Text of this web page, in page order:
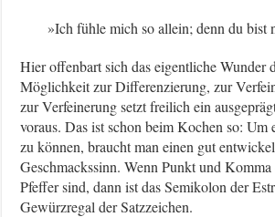
»Ich fühle mich so allein; denn du bist
Hier offenbart sich das eigentliche Wunder
Möglichkeit zur Differenzierung, zur
zur Verfeinerung setzt freilich ein
voraus. Das ist schon beim Kochen so: Um
zu können, braucht man einen gut
Geschmackssinn. Wenn Punkt und
Pfeffer sind, dann ist das Semikolon der
Gewürzregal der Satzzeichen.